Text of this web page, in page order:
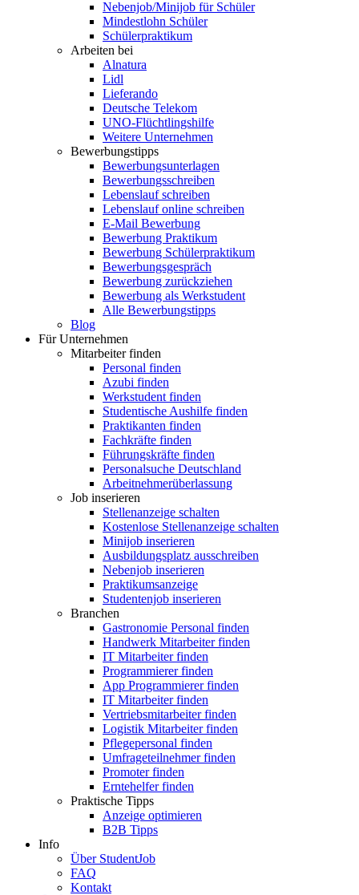
Nebenjob/Minijob für Schüler
Mindestlohn Schüler
Schülerpraktikum
Arbeiten bei
Alnatura
Lidl
Lieferando
Deutsche Telekom
UNO-Flüchtlingshilfe
Weitere Unternehmen
Bewerbungstipps
Bewerbungsunterlagen
Bewerbungsschreiben
Lebenslauf schreiben
Lebenslauf online schreiben
E-Mail Bewerbung
Bewerbung Praktikum
Bewerbung Schülerpraktikum
Bewerbungsgespräch
Bewerbung zurückziehen
Bewerbung als Werkstudent
Alle Bewerbungstipps
Blog
Für Unternehmen
Mitarbeiter finden
Personal finden
Azubi finden
Werkstudent finden
Studentische Aushilfe finden
Praktikanten finden
Fachkräfte finden
Führungskräfte finden
Personalsuche Deutschland
Arbeitnehmerüberlassung
Job inserieren
Stellenanzeige schalten
Kostenlose Stellenanzeige schalten
Minijob inserieren
Ausbildungsplatz ausschreiben
Nebenjob inserieren
Praktikumsanzeige
Studentenjob inserieren
Branchen
Gastronomie Personal finden
Handwerk Mitarbeiter finden
IT Mitarbeiter finden
Programmierer finden
App Programmierer finden
IT Mitarbeiter finden
Vertriebsmitarbeiter finden
Logistik Mitarbeiter finden
Pflegepersonal finden
Umfrageteilnehmer finden
Promoter finden
Erntehelfer finden
Praktische Tipps
Anzeige optimieren
B2B Tipps
Info
Über StudentJob
FAQ
Kontakt